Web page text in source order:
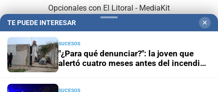
Opcionales con El Litoral - MediaKit
TE PUEDE INTERESAR ✕
SUCESOS
"¿Para qué denunciar?": la joven que
alertó cuatro meses antes del incendio
SUCESOS